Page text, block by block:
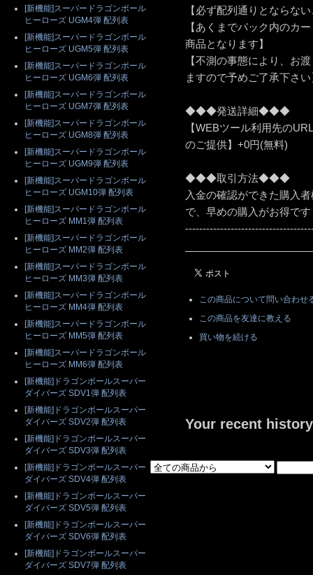
【必ず配列通りとならな
【あくまでパック内のカ
商品となります】
【不測の事態により、お
ますので予めご了承下さい
◆◆◆発送詳細◆◆◆
【WEBツール利用先の
のご提供】+0円(無料)
◆◆◆取引方法◆◆◆
入金の確認ができた購入
で、早めの購入がお得で
この商品について問い合わせ
この商品を友達に教える
買い物を続ける
Your recent history
[新機能]スーパードラゴンボール
ヒーローズ UGM4弾 配列表
[新機能]スーパードラゴンボール
ヒーローズ UGM5弾 配列表
[新機能]スーパードラゴンボール
ヒーローズ UGM6弾 配列表
[新機能]スーパードラゴンボール
ヒーローズ UGM7弾 配列表
[新機能]スーパードラゴンボール
ヒーローズ UGM8弾 配列表
[新機能]スーパードラゴンボール
ヒーローズ UGM9弾 配列表
[新機能]スーパードラゴンボール
ヒーローズ UGM10弾 配列表
[新機能]スーパードラゴンボール
ヒーローズ MM1弾 配列表
[新機能]スーパードラゴンボール
ヒーローズ MM2弾 配列表
[新機能]スーパードラゴンボール
ヒーローズ MM3弾 配列表
[新機能]スーパードラゴンボール
ヒーローズ MM4弾 配列表
[新機能]スーパードラゴンボール
ヒーローズ MM5弾 配列表
[新機能]スーパードラゴンボール
ヒーローズ MM6弾 配列表
[新機能]ドラゴンボールスーパー
ダイバーズ SDV1弾 配列表
[新機能]ドラゴンボールスーパー
ダイバーズ SDV2弾 配列表
[新機能]ドラゴンボールスーパー
ダイバーズ SDV3弾 配列表
[新機能]ドラゴンボールスーパー
ダイバーズ SDV4弾 配列表
[新機能]ドラゴンボールスーパー
ダイバーズ SDV5弾 配列表
[新機能]ドラゴンボールスーパー
ダイバーズ SDV6弾 配列表
[新機能]ドラゴンボールスーパー
ダイバーズ SDV7弾 配列表